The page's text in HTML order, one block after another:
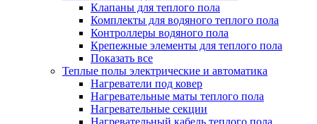
Клапаны для теплого пола
Комплекты для водяного теплого пола
Контроллеры водяного пола
Крепежные элементы для теплого пола
Показать все
Теплые полы электрические и автоматика
Нагреватели под ковер
Нагревательные маты теплого пола
Нагревательные секции
Нагревательный кабель теплого пола